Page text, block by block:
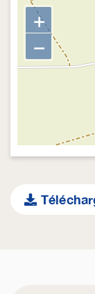
+
−